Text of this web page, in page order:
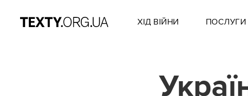
ХІД ВІЙНИ ПОСЛУГИ